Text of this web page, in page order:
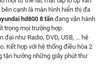
cạnh là màn hình hiển thị đa
hd800 8 tấnđang vận hành
trọng mọi trường hợp.
đại như Radio, DVD, USB, … hệ
Kết hợp với hệ thống điều hòa 2
tận hưởng những giây phút thư